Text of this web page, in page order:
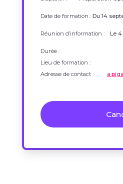
Date de formation : Du 14
Réunion d’information :
Le
Durée :
Lieu de formation :
Adresse de contact :